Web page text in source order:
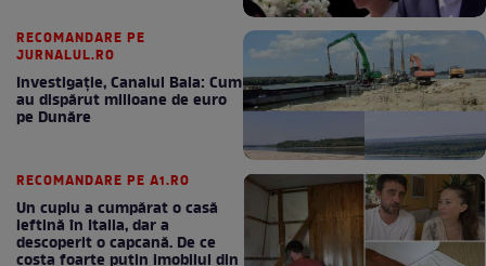
RECOMANDARE PE
JURNALUL.RO
Investigație, Canalul Bala: Cum
au dispărut milioane de euro
pe Dunăre
RECOMANDARE PE A1.RO
Un cuplu a cumpărat o casă
ieftină în Italia, dar a
descoperit o capcană. De ce